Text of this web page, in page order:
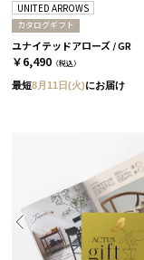
UNITED ARROWS
カタログギフト
ユナイテッドアローズ / GR
￥6,490 （税込）
最短8月11日(火)にお届け